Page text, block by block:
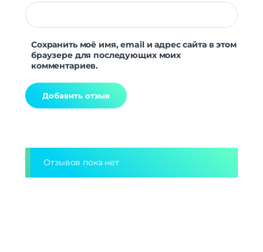
Сохранить моё имя, email и адрес сайта в этом
браузере для последующих моих
комментариев.
Отзывов пока нет